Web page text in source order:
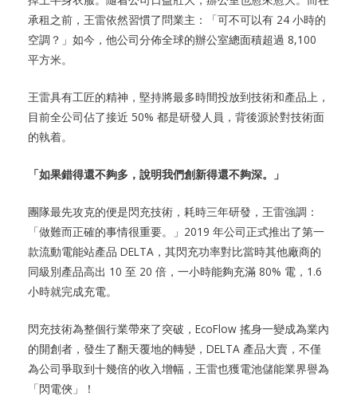
承租之前，王雷依然習慣了問業主：「可不可以有 24 小時的
空調？」如今，他公司分佈全球的辦公室總面積超過 8,100
平方米。
王雷具有工匠的精神，堅持將最多時間投放到技術和產品上，
目前全公司佔了接近 50% 都是研發人員，背後源於對技術面
的執着。
「如果錯得還不夠多，說明我們創新得還不夠深。」
團隊最先攻克的便是閃充技術，耗時三年研發，王雷強調：
「做難而正確的事情很重要。」2019 年公司正式推出了第一
款流動電能站產品 DELTA，其閃充功率對比當時其他廠商的
同級別產品高出 10 至 20 倍，一小時能夠充滿 80% 電，1.6
小時就完成充電。
閃充技術為整個行業帶來了突破，EcoFlow 搖身一變成為業內
的開創者，發生了翻天覆地的轉變，DELTA 產品大賣，不僅
為公司爭取到十幾倍的收入增幅，王雷也獲電池儲能業界譽為
「閃電俠」！